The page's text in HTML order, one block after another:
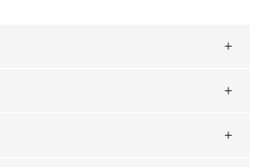
になります。
プリントに使用している生地は